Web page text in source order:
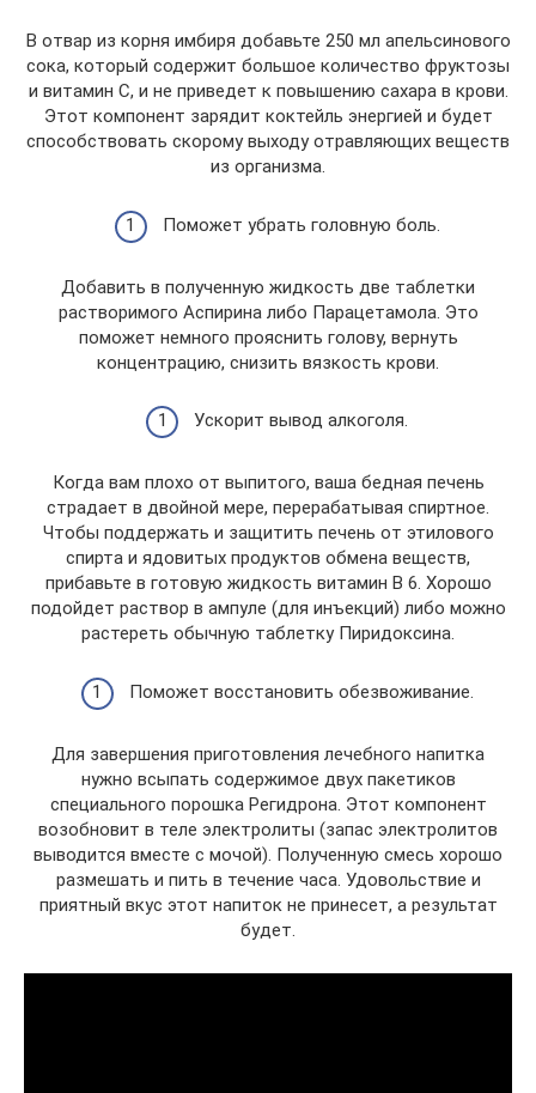
В отвар из корня имбиря добавьте 250 мл апельсинового
сока, который содержит большое количество фруктозы
и витамин С, и не приведет к повышению сахара в крови.
Этот компонент зарядит коктейль энергией и будет
способствовать скорому выходу отравляющих веществ
из организма.
Поможет убрать головную боль.
Добавить в полученную жидкость две таблетки
растворимого Аспирина либо Парацетамола. Это
поможет немного прояснить голову, вернуть
концентрацию, снизить вязкость крови.
Ускорит вывод алкоголя.
Когда вам плохо от выпитого, ваша бедная печень
страдает в двойной мере, перерабатывая спиртное.
Чтобы поддержать и защитить печень от этилового
спирта и ядовитых продуктов обмена веществ,
прибавьте в готовую жидкость витамин В 6. Хорошо
подойдет раствор в ампуле (для инъекций) либо можно
растереть обычную таблетку Пиридоксина.
Поможет восстановить обезвоживание.
Для завершения приготовления лечебного напитка
нужно всыпать содержимое двух пакетиков
специального порошка Регидрона. Этот компонент
возобновит в теле электролиты (запас электролитов
выводится вместе с мочой). Полученную смесь хорошо
размешать и пить в течение часа. Удовольствие и
приятный вкус этот напиток не принесет, а результат
будет.